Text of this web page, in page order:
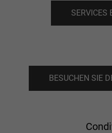
SERVICES
BESUCHEN SIE